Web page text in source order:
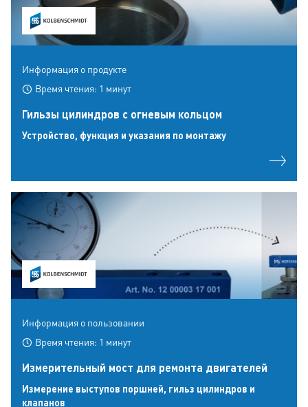
Информация о продукте
Время чтения: 1 минут
Гильзы цилиндров c огневым кольцом
Устройство, функция и указания по монтажу
Информация о пользовании
Время чтения: 1 минут
Измерительный мост для ремонта двигателей
Измерение выступов поршней, гильз цилиндров и
клапанов